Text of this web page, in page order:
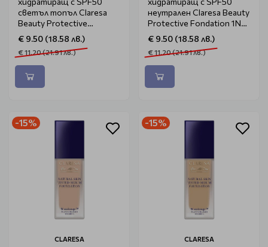
светъл топъл Claresa
Beauty Protective
Fondation Light Warm 1W
30ml
€ 9.50 (18.58 лв.)
€ 11.20 (21.91 лв.)
неутрален Claresa Beauty
Protective Fondation 1N
30ml
€ 9.50 (18.58 лв.)
€ 11.20 (21.91 лв.)
-15%
CLARESA
-15%
CLARESA